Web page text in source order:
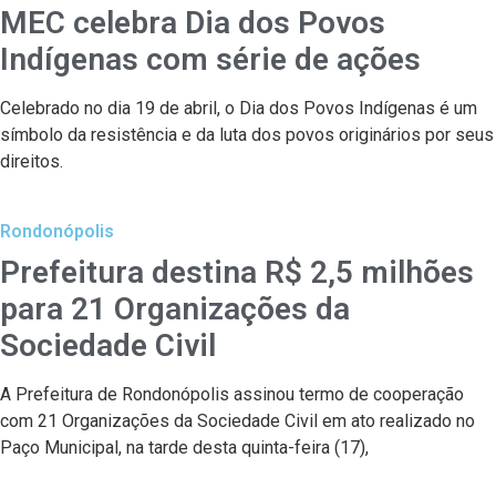
MEC celebra Dia dos Povos
Indígenas com série de ações
Celebrado no dia 19 de abril, o Dia dos Povos Indígenas é um
símbolo da resistência e da luta dos povos originários por seus
direitos.
Rondonópolis
Prefeitura destina R$ 2,5 milhões
para 21 Organizações da
Sociedade Civil
A Prefeitura de Rondonópolis assinou termo de cooperação
com 21 Organizações da Sociedade Civil em ato realizado no
Paço Municipal, na tarde desta quinta-feira (17),